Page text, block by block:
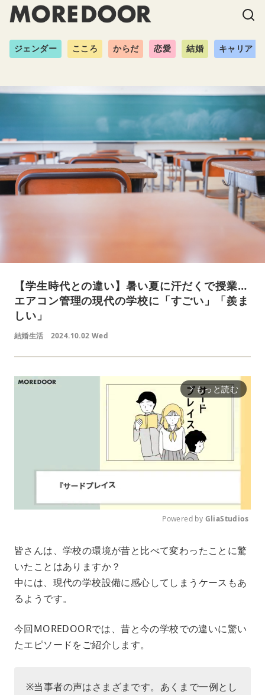
ジェンダー こころ からだ 恋愛 結婚 キャリア
【学生時代との違い】暑い夏に汗だくで授業…
エアコン管理の現代の学校に「すごい」「羨ま
しい」
結婚生活 2024.10.02 Wed
arrow_forward_ios もっと読む
u
Powered by GliaStudios
皆さんは、学校の環境が昔と比べて変わったことに驚
いたことはありますか？
中には、現代の学校設備に感心してしまうケースもあ
るようです。
今回MOREDOORでは、昔と今の学校での違いに驚い
たエピソードをご紹介します。
※当事者の声はさまざまです。あくまで一例とし